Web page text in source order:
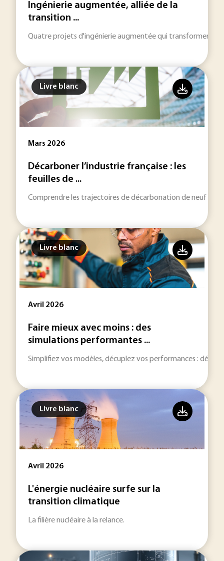
Ingénierie augmentée, alliée de la
transition ...
Quatre projets d'ingénierie augmentée qui transforment la
Livre blanc
Mars 2026
Décarboner l’industrie française : les
feuilles de ...
Comprendre les trajectoires de décarbonation de neuf
Livre blanc
Avril 2026
Faire mieux avec moins : des
simulations performantes ...
Simplifiez vos modèles, décuplez vos performances :
Livre blanc
Avril 2026
L'énergie nucléaire surfe sur la
transition climatique
La filière nucléaire à la relance.